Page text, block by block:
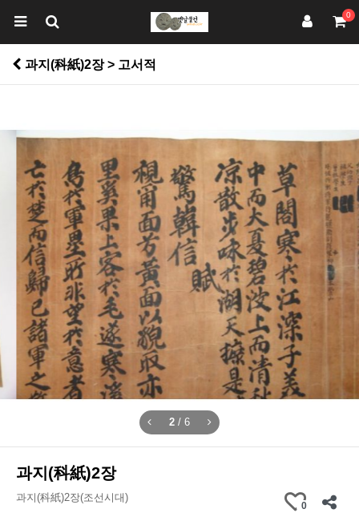
0
과지(科紙)2장 > 고서적
2 / 6
과지(科紙)2장
과지(科紙)2장(조선시대)
0